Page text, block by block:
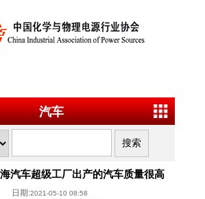
汽车
汽车超级工厂出产的汽车质量很高
日期:2021-05-10 08:58